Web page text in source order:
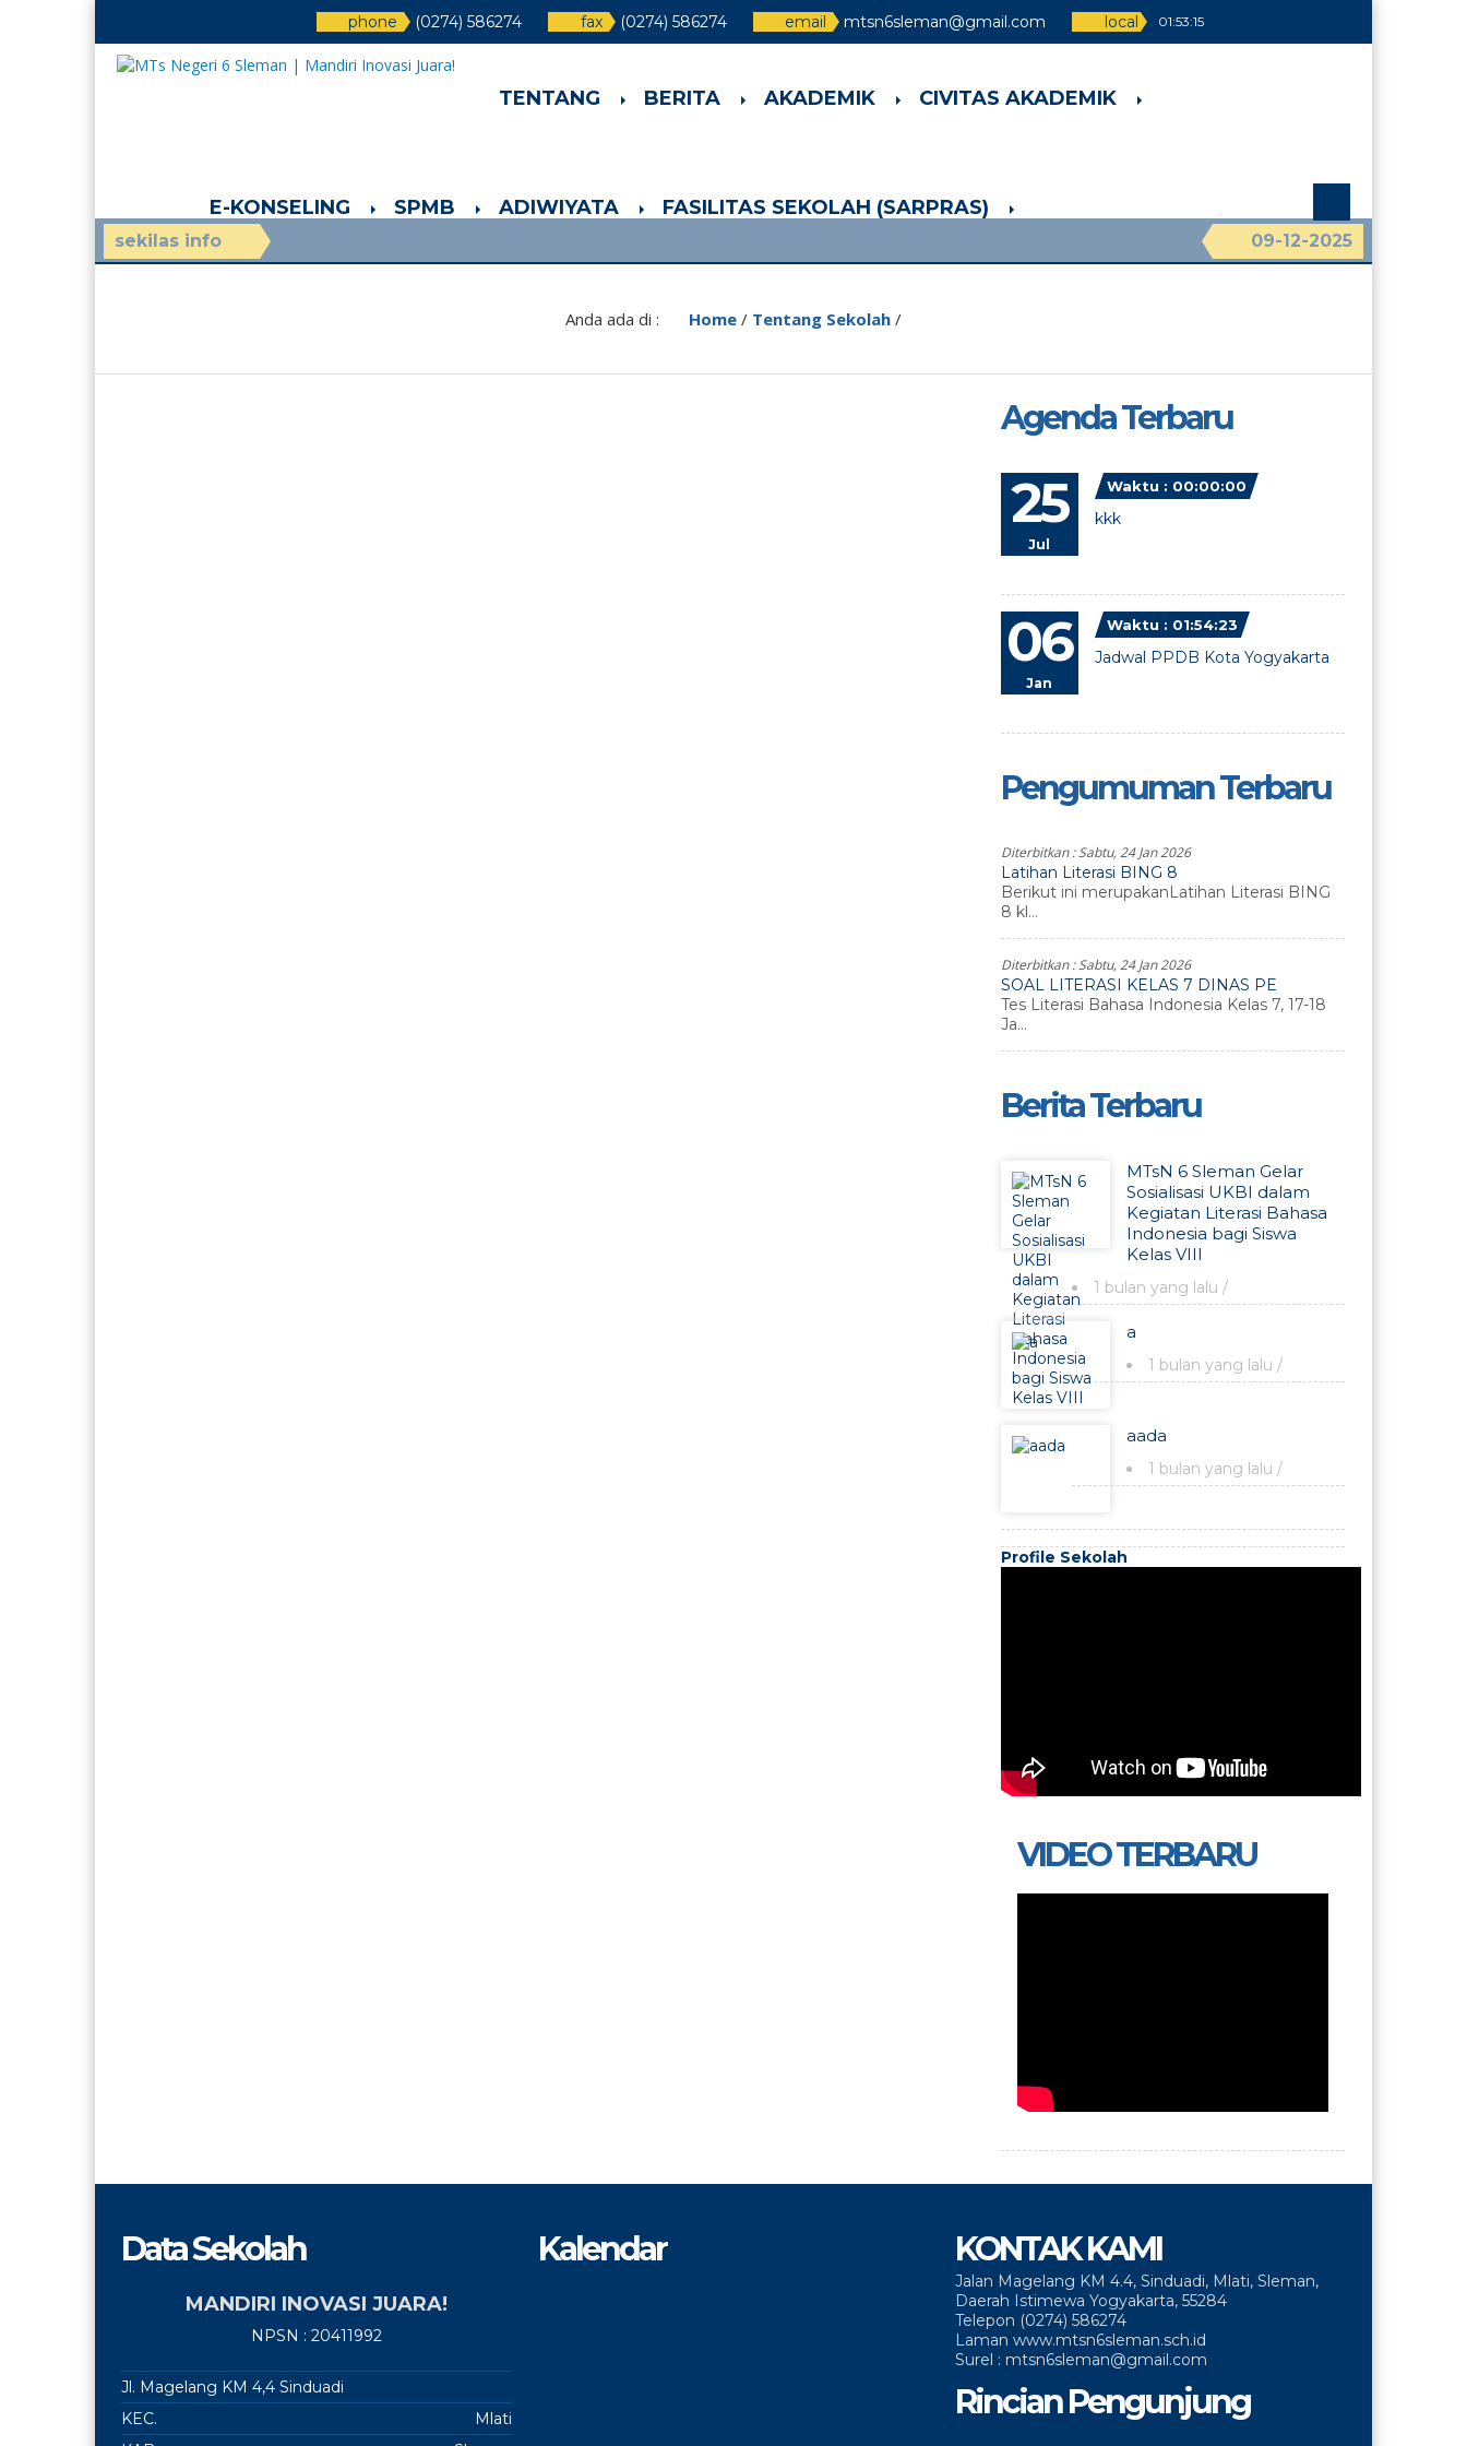
phone (0274) 586274 fax (0274) 586274 email mtsn6sleman@gmail.com local 01:53:15
TENTANG BERITA AKADEMIK CIVITAS AKADEMIK
E-KONSELING SPMB ADIWIYATA FASILITAS SEKOLAH (SARPRAS)
sekilas info 09-12-2025
020101/aturan
Anda ada di : Home/ Tentang Sekolah/
Agenda Terbaru
25
Jul
Waktu : 00:00:00
kkk
06
Jan
Waktu : 01:54:23
Jadwal PPDB Kota Yogyakarta
Pengumuman Terbaru
Diterbitkan :Sabtu, 24 Jan 2026
Latihan Literasi BING 8
Berikut ini merupakanLatihan Literasi BING
8 kl...
Diterbitkan :Sabtu, 24 Jan 2026
SOAL LITERASI KELAS 7 DINAS PE
Tes Literasi Bahasa Indonesia Kelas 7, 17-18
Ja...
Berita Terbaru
MTsN 6 Sleman Gelar
Sosialisasi UKBI dalam
Kegiatan Literasi Bahasa
Indonesia bagi Siswa
Kelas VIII
1 bulan yang lalu /
a
1 bulan yang lalu /
aada
1 bulan yang lalu /
Profile Sekolah
VIDEO TERBARU
Data Sekolah
MANDIRI INOVASI JUARA!
NPSN : 20411992
Jl. Magelang KM 4,4 Sinduadi
KEC.
Mlati
Kalendar KONTAK KAMI
Jalan Magelang KM 4.4, Sinduadi, Mlati, Sleman,
Daerah Istimewa Yogyakarta, 55284
Telepon (0274) 586274
Laman www.mtsn6sleman.sch.id
Surel : mtsn6sleman@gmail.com
Rincian Pengunjung